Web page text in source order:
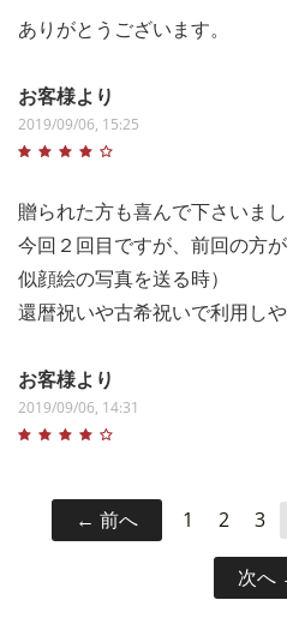
ありがとうございます。
お客様より
2019/09/06, 15:25
贈られた方も喜んで下さいまし
今回２回目ですが、前回の方
似顔絵の写真を送る時）
還暦祝いや古希祝いで利用し
お客様より
2019/09/06, 14:31
前へ 1 2 3
次へ